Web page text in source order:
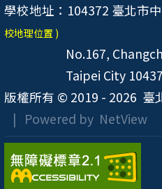
學校地址：104372 臺北市
校地理位置 )
No.167,
Taipei City
版權所有 © 2019 - 2026 臺
| Powered by NetView